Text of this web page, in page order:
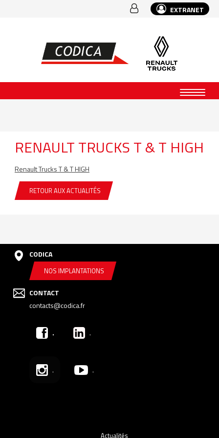
EXTRANET
RENAULT TRUCKS T & T HIGH
Renault Trucks T & T HIGH
RETOUR AUX ACTUALITÉS
CODICA
NOS IMPLANTATIONS
CONTACT
contacts@codica.fr
. .
. .
Actualités